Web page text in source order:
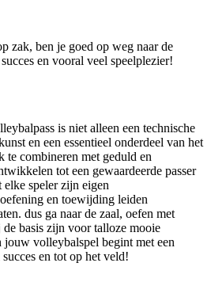
zak, ben je ⁣goed op weg naar de
en vooral veel‍ speelplezier!
is niet alleen ⁢een technische
en een⁤ essentieel ⁢onderdeel ⁣van ‌het
te combineren met ‌geduld ‌en
tot een gewaardeerde passer
elke ⁣speler zijn eigen
en‍ toewijding leiden⁣
‌dus ga naar de‌ zaal, oefen met
de basis zijn voor talloze mooie
volleybalspel begint⁤ met een‍
en tot op het⁢ veld!